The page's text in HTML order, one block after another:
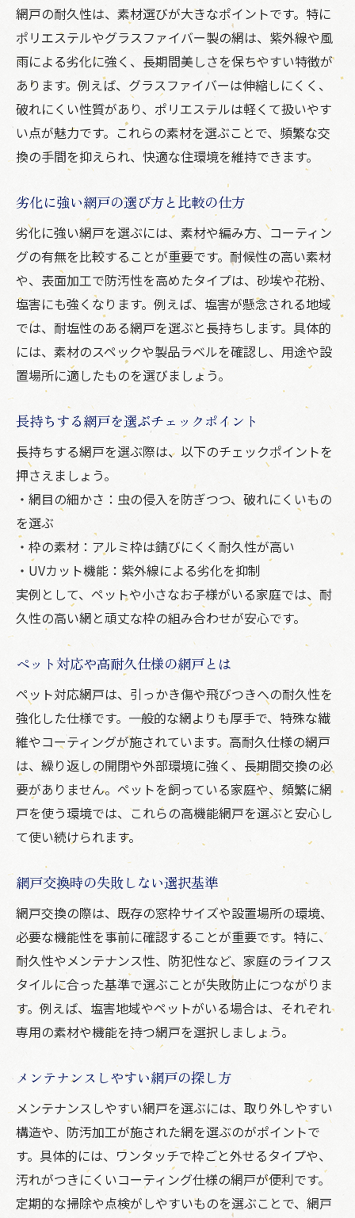
網戸の耐久性は、素材選びが大きなポイントです。特に
ポリエステルやグラスファイバー製の網は、紫外線や風
雨による劣化に強く、長期間美しさを保ちやすい特徴が
あります。例えば、グラスファイバーは伸縮しにくく、
破れにくい性質があり、ポリエステルは軽くて扱いやす
い点が魅力です。これらの素材を選ぶことで、頻繁な交
換の手間を抑えられ、快適な住環境を維持できます。
劣化に強い網戸の選び方と比較の仕方
劣化に強い網戸を選ぶには、素材や編み方、コーティン
グの有無を比較することが重要です。耐候性の高い素材
や、表面加工で防汚性を高めたタイプは、砂埃や花粉、
塩害にも強くなります。例えば、塩害が懸念される地域
では、耐塩性のある網戸を選ぶと長持ちします。具体的
には、素材のスペックや製品ラベルを確認し、用途や設
置場所に適したものを選びましょう。
長持ちする網戸を選ぶチェックポイント
長持ちする網戸を選ぶ際は、以下のチェックポイントを
押さえましょう。
・網目の細かさ：虫の侵入を防ぎつつ、破れにくいもの
を選ぶ
・枠の素材：アルミ枠は錆びにくく耐久性が高い
・UVカット機能：紫外線による劣化を抑制
実例として、ペットや小さなお子様がいる家庭では、耐
久性の高い網と頑丈な枠の組み合わせが安心です。
ペット対応や高耐久仕様の網戸とは
ペット対応網戸は、引っかき傷や飛びつきへの耐久性を
強化した仕様です。一般的な網よりも厚手で、特殊な繊
維やコーティングが施されています。高耐久仕様の網戸
は、繰り返しの開閉や外部環境に強く、長期間交換の必
要がありません。ペットを飼っている家庭や、頻繁に網
戸を使う環境では、これらの高機能網戸を選ぶと安心し
て使い続けられます。
網戸交換時の失敗しない選択基準
網戸交換の際は、既存の窓枠サイズや設置場所の環境、
必要な機能性を事前に確認することが重要です。特に、
耐久性やメンテナンス性、防犯性など、家庭のライフス
タイルに合った基準で選ぶことが失敗防止につながりま
す。例えば、塩害地域やペットがいる場合は、それぞれ
専用の素材や機能を持つ網戸を選択しましょう。
メンテナンスしやすい網戸の探し方
メンテナンスしやすい網戸を選ぶには、取り外しやすい
構造や、防汚加工が施された網を選ぶのがポイントで
す。具体的には、ワンタッチで枠ごと外せるタイプや、
汚れがつきにくいコーティング仕様の網戸が便利です。
定期的な掃除や点検がしやすいものを選ぶことで、網戸